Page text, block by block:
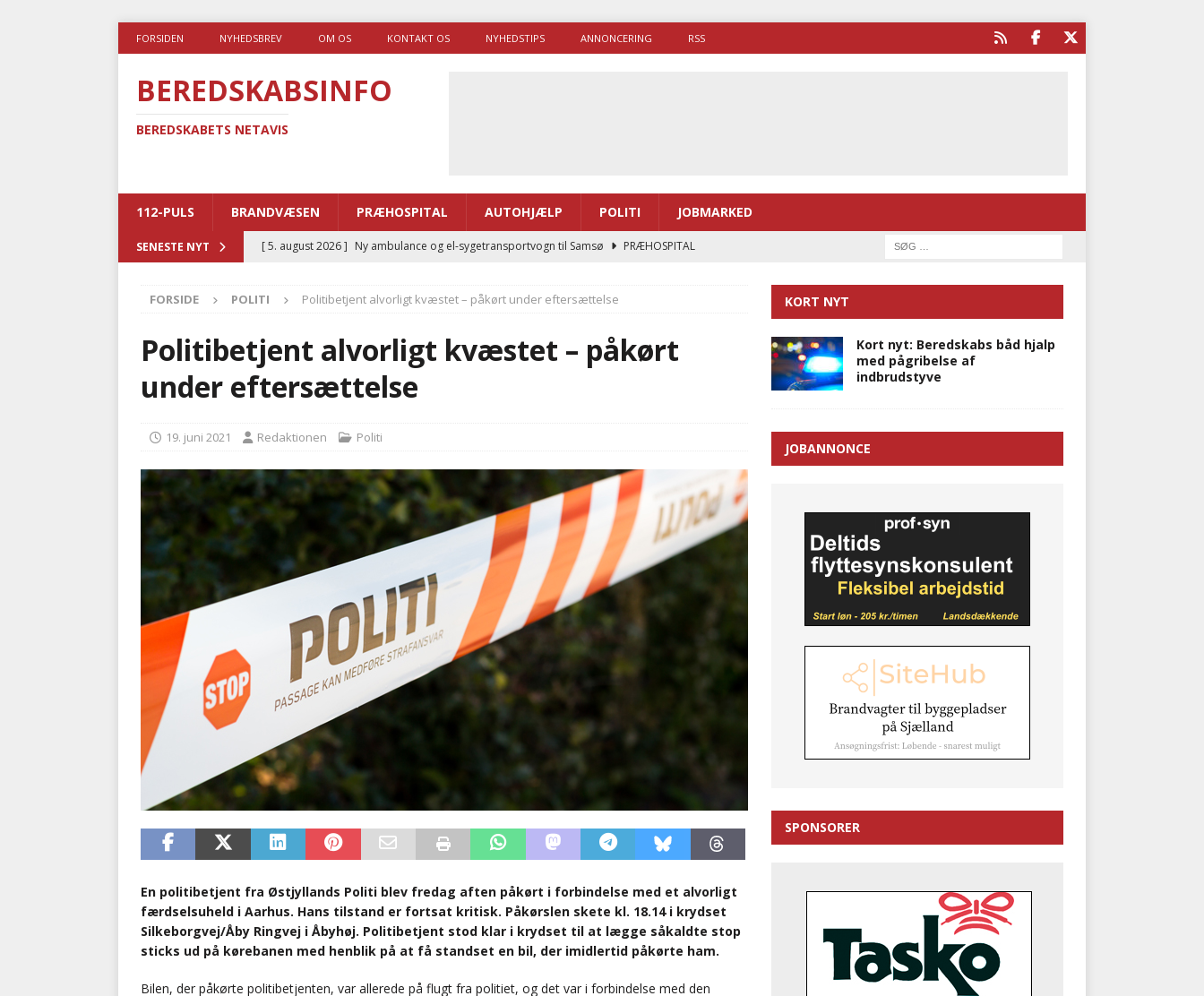
FORSIDEN NYHEDSBREV OM OS KONTAKT OS NYHEDSTIPS ANNONCERING RSS
BEREDSKABSINFO
BEREDSKABETS NETAVIS
112-PULS BRANDVÆSEN PRÆHOSPITAL AUTOHJÆLP POLITI JOBMARKED
SENESTE NYT [ 5. august 2026 ] Ny ambulance og el-sygetransportvogn til Samsø
PRÆHOSPITAL
BRANDVÆSEN
[ 4. august 2026 ]
Ny treårig politiuddannelse skal ruste betjentene til mere kompleks
kriminalitet
[ 3. august 2026 ] Kommunerne driver flere brandstationer, mens Falcks andel fortsætter
BRANDVÆSEN
i det offentlige
PRÆHOSPITAL
FORSIDE POLITI Politibetjent alvorligt kvæstet – påkørt under eftersættelse
Politibetjent alvorligt kvæstet – påkørt
under eftersættelse
19. juni 2021 Redaktionen Politi
En politibetjent fra Østjyllands Politi blev fredag aften påkørt i forbindelse med et alvorligt
færdselsuheld i Aarhus. Hans tilstand er fortsat kritisk. Påkørslen skete kl. 18.14 i krydset
Silkeborgvej/Åby Ringvej i Åbyhøj. Politibetjent stod klar i krydset til at lægge såkaldte stop
sticks ud på kørebanen med henblik på at få standset en bil, der imidlertid påkørte ham.
Bilen, der påkørte politibetjenten, var allerede på flugt fra politiet, og det var i forbindelse med den
KORT NYT
Kort nyt: Beredskabs båd hjalp
med pågribelse af
indbrudstyve
JOBANNONCE
SPONSORER